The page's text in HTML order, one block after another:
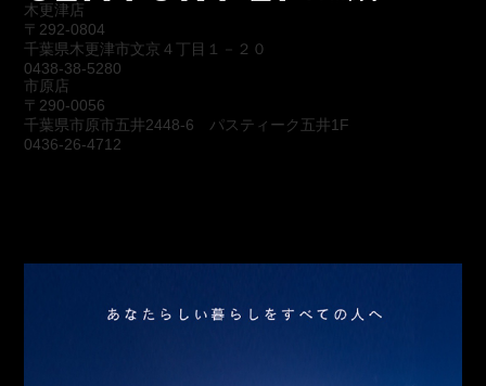
木更津店
〒292-0804
千葉県木更津市文京４丁目１－２０
0438-38-5280
市原店
〒290-0056
千葉県市原市五井2448-6 パスティーク五井1F
0436-26-4712